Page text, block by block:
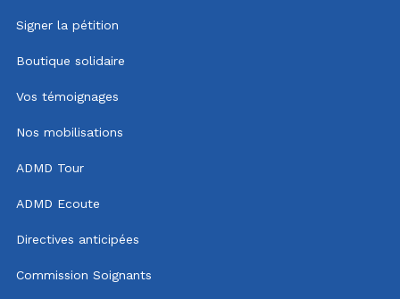
Signer la pétition
Boutique solidaire
Vos témoignages
Nos mobilisations
ADMD Tour
ADMD Ecoute
Directives anticipées
Commission Soignants